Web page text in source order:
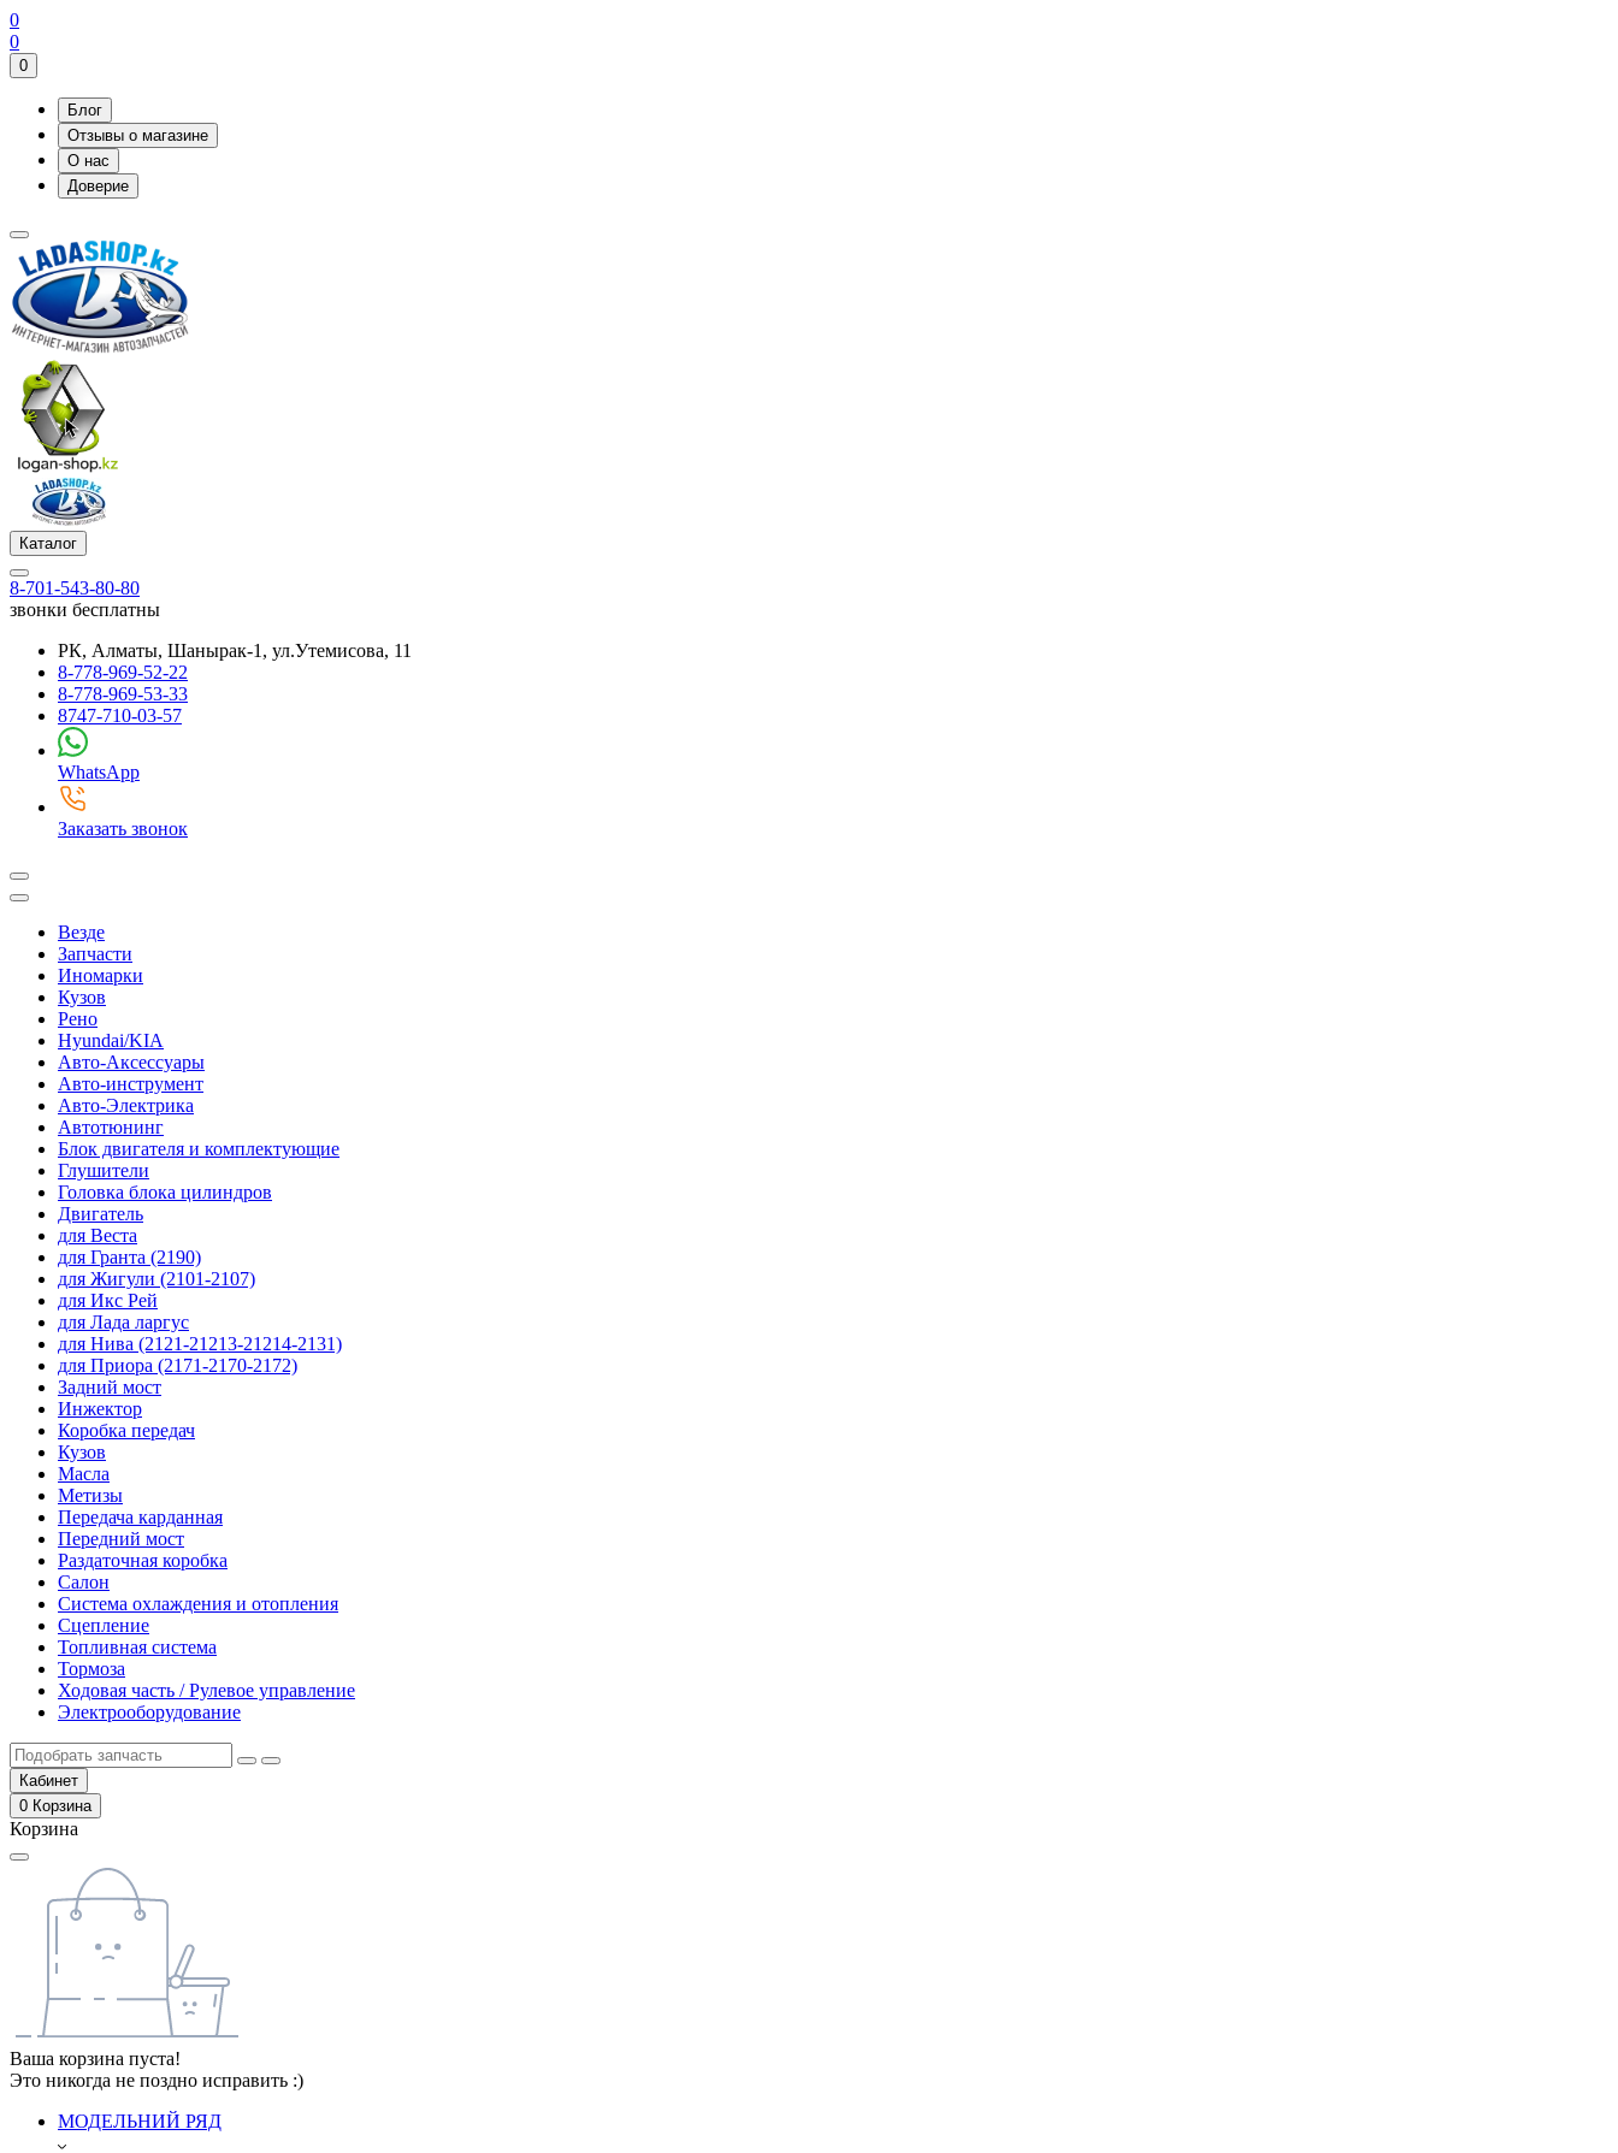
0
0
0
Блог
Отзывы о магазине
О нас
Доверие
Каталог
8-701-543-80-80
звонки бесплатны
РК, Алматы, Шанырак-1, ул.Утемисова, 11
8-778-969-52-22
8-778-969-53-33
8747-710-03-57
WhatsApp
Заказать звонок
Везде
Запчасти
Иномарки
Кузов
Рено
Hyundai/KIA
Авто-Аксессуары
Авто-инструмент
Авто-Электрика
Автотюнинг
Блок двигателя и комплектующие
Глушители
Головка блока цилиндров
Двигатель
для Веста
для Гранта (2190)
для Жигули (2101-2107)
для Икс Рей
для Лада ларгус
для Нива (2121-21213-21214-2131)
для Приора (2171-2170-2172)
Задний мост
Инжектор
Коробка передач
Кузов
Масла
Метизы
Передача карданная
Передний мост
Раздаточная коробка
Салон
Система охлаждения и отопления
Сцепление
Топливная система
Тормоза
Ходовая часть / Рулевое управление
Электрооборудование
Кабинет
0 Корзина
Корзина
Ваша корзина пуста!
Это никогда не поздно исправить :)
МОДЕЛЬНИЙ РЯД